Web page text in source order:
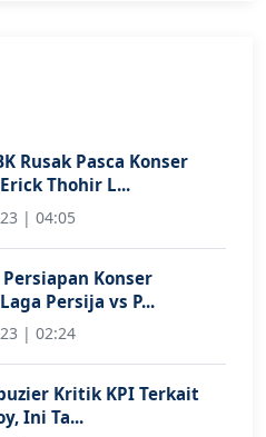
Rusak Pasca Konser
Thohir L...
| 04:05
Persiapan Konser
Persija vs P...
| 02:24
Kritik KPI Terkait
Ini Ta...